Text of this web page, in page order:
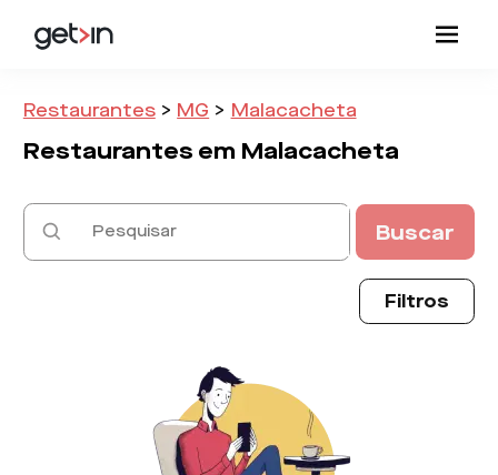
Restaurantes > MG > Malacacheta
Restaurantes em Malacacheta
Buscar
Filtros